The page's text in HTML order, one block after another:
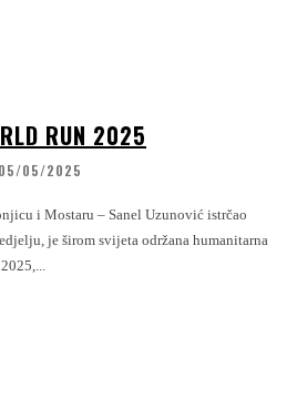
RUN 2025
05/05/2025
i Mostaru – Sanel Uzunović istrčao